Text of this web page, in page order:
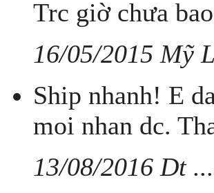
Trc giờ chưa
16/05/2015 Mỹ
Ship nhanh! E
moi nhan dc.
13/08/2016 Dt